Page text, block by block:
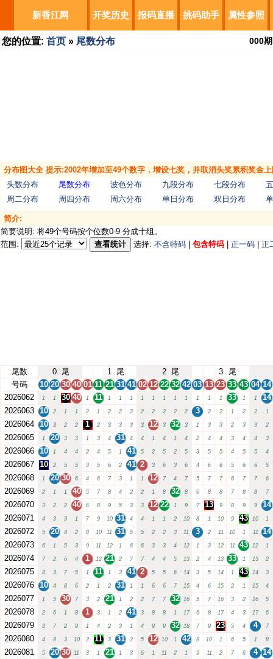
新香江网 开奖历史 报码直播 挑码助手 属性参照
您的位置: 首页 » 尾数分布 000期
分布图大全 提示:2002年增加至49个数字，增设七奖，并取消头奖累积奖金
头数分布
尾数分布 波色分布 九段分布 七段分布
周二分布
周四分布 周六分布 单日分布 双日分布
简介:
简要说明: 将49个号码按个位数0-9 分成十组。
范围:
查看统计 选择: 不含特码 包含特码 正一码 正
尾数 0 尾 1 尾 2 尾 3
尾
号码
10 20 30 40 01 11 21 31 41 02 12 22 32 42 03 13 23 33 43 04 14
2026062
1 1 30 40 1 11 1 1 1 1 1 1 1 1 1 1 1 33 1 1
14
2026063 10 2 1 1 2 1 2 2 2 2 2 2 2 2 3 2 2 1 2 2 1
2026064 10 3 2 2 1 2 3 3 3 3 12 3 32 3 1 3 3 2 3 3 2
2026065 1 20 3 3 1 3 4 31 4 4 1 4 1 4 2 4 4 3 4 4 3
2026066 10 1 4 4 2 4 5 1 41 5 2 5 2 5 3 5 5 4 5 5 4
2026067 10 2 5 5 3 5 6 2 41 2 3 6 3 6 4 6 6 5 6 6 5
2026068 1 20 30 6 4 6 7 3 1 1 12 7 4 7 5 7 7 6 7 7 6
2026069 2 1 1 40 5 7 8 4 2 2 1 8 32 8 6 8 8 7 8 8 7
2026070 3 2 2 40 6 8 9 5 3 3 12 22 1 9 7 13 9 8 9 9
14
2026071
4 3 3 1 7 9 10 31 4 4 1 1 2 10 8 1 10 9 43 10 1
2026072 5 20 4 2 8 10 11 31 5 5 2 2 3 11 3 2 11 10 1 11
14
2026073
6 1 5 3 9 11 12 1 6 6 3 3 4 12 1 3 12 11 43 12 1
2026074 7 2 6 4 1 12 21 2 7 7 4 4 5 13 2 4 13 33 1 13 2
2026075 8 3 7 5 1 11 1 3 41 2 5 5 6 14 3 5 14 1 43 14 3
2026076 10 4 8 6 2 1 2 31 1 1 6 6 7 15 4 6 15 2 1 15 4
2026077 1 5 30 7 3 2 21 1 2 2 7 7 32 16 5 7 16 3 2 16 5
2026078 2 6 1 8 1 3 1 2 41 3 8 8 1 17 6 8 17 4 3 17 6
2026079 3 7 2 9 1 4 2 3 1 4 9 9 32 18 7 9 23 5 4 4 7
2026080 4 8 3 10 2 11 3 31 2 5 12 10 1 42 8 10 1 6 5 1 8
2026081 5 20 30 11 3 1 21 1 3 6 1 11 2 1 9 11 2 7 6 4 14